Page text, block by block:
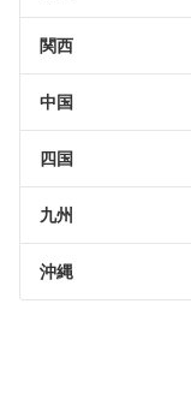
関西
中国
四国
九州
沖縄